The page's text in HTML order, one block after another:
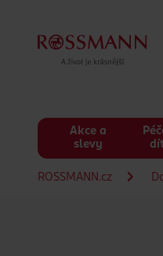
Akce a
slevy
ROSSMANN.cz